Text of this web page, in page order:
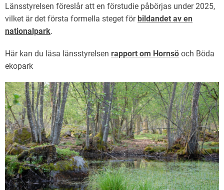
Länsstyrelsen föreslår att en förstudie påbörjas under 2025,
vilket är det första formella steget förbildandet av en
nationalpark.
Här kan du läsa länsstyrelsen rapport om Hornsö och Böda
ekopark